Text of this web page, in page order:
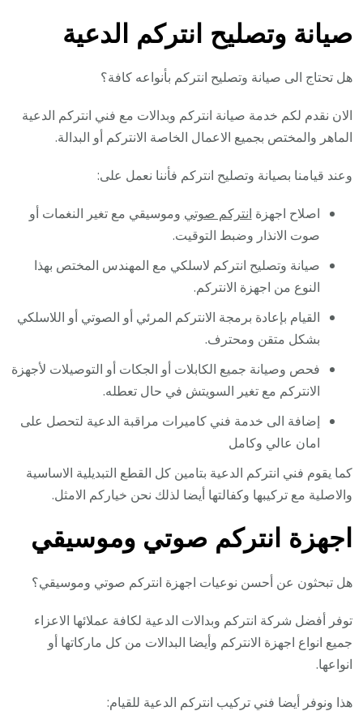
صيانة وتصليح انتركم الدعية
هل تحتاج الى صيانة وتصليح انتركم بأنواعه كافة؟
الان نقدم لكم خدمة صيانة انتركم وبدالات مع فني انتركم الدعية
الماهر والمختص بجميع الاعمال الخاصة الانتركم أو البدالة.
وعند قيامنا بصيانة وتصليح انتركم فأننا نعمل على:
اصلاح اجهزة انتركم صوتي وموسيقي مع تغير النغمات أو
صوت الانذار وضبط التوقيت.
صيانة وتصليح انتركم لاسلكي مع المهندس المختص بهذا
النوع من اجهزة الانتركم.
القيام بإعادة برمجة الانتركم المرئي أو الصوتي أو اللاسلكي
بشكل متقن ومحترف.
فحص وصيانة جميع الكابلات أو الجكات أو التوصيلات لأجهزة
الانتركم مع تغير السويتش في حال تعطله.
إضافة الى خدمة فني كاميرات مراقبة الدعية لتحصل على
امان عالي وكامل
كما يقوم فني انتركم الدعية بتامين كل القطع التبديلية الاساسية
والاصلية مع تركيبها وكفالتها أيضا لذلك نحن خياركم الامثل.
اجهزة انتركم صوتي وموسيقي
هل تبحثون عن أحسن نوعيات اجهزة انتركم صوتي وموسيقي؟
توفر أفضل شركة انتركم وبدالات الدعية لكافة عملائها الاعزاء
جميع انواع اجهزة الانتركم وأيضا البدالات من كل ماركاتها أو
انواعها.
هذا ونوفر أيضا فني تركيب انتركم الدعية للقيام: